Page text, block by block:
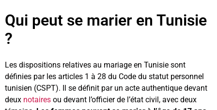
Qui peut se marier en Tunisie
?
Les dispositions relatives au mariage en Tunisie sont
définies par les articles 1 à 28 du Code du statut personnel
tunisien (CSPT). Il se définit par un acte authentique devant
deux notaires ou devant l’officier de l’état civil, avec deux